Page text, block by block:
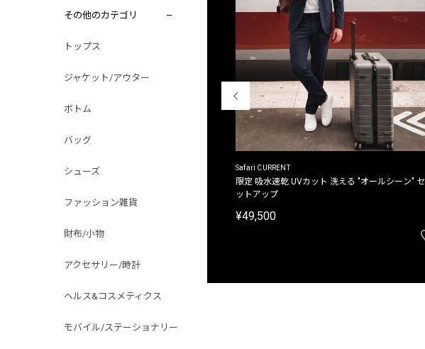
その他のカテゴリ
トップス
ジャケット/アウター
ボトム
バッグ
シューズ
ファッション雑貨
財布/小物
アクセサリー/時計
ヘルス&コスメティクス
モバイル/ステーショナリー
Safari CURRENT
限定 吸水速乾 UVカット 洗える "オールシーン" セ
ットアップ
¥49,500